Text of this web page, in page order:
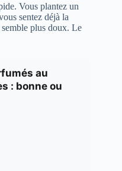
Vous plantez un
sentez déjà la
plus doux. Le
au
: bonne ou